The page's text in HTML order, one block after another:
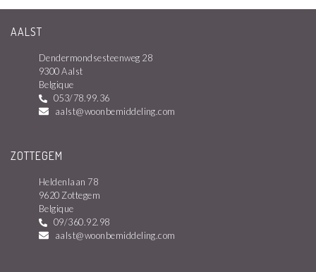
AALST
Dendermondsesteenweg 28
9300 Aalst
Belgique
053/78.99.36
aalst@woonbemiddeling.com
ZOTTEGEM
Heldenlaan 78
9620 Zottegem
Belgique
09/360.92.98
aalst@woonbemiddeling.com